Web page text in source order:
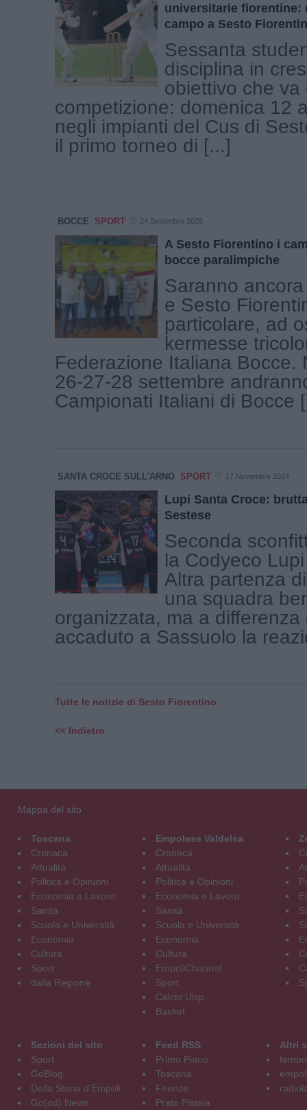
universitarie fiorentine:
campo a Sesto
Sessanta
disciplina in
obiettivo che va
competizione: domenica 12
negli impianti del Cus di
il primo torneo di [...]
BOCCE SPORT 24 Settembre 2025
A Sesto Fiorentino i
bocce paralimpiche
Saranno
e Sesto
particolare, ad
kermesse
Federazione Italiana Bocce.
26-27-28 settembre
Campionati Italiani di Bocce
SANTA CROCE SULL'ARNO SPORT 17 Novembre 2024
Lupi Santa Croce:
Sestese
Seconda
la Codyeco
Altra partenza
una squadra
organizzata, ma a differenza
accaduto a Sassuolo la
Tutte le notizie di Sesto Fiorentino
<< Indietro
Mappa del sito
Toscana
Cronaca
Attualità
Politica e Opinioni
Economia e Lavoro
Sanità
Scuola e Università
Economia
Cultura
Sport
dalla Regione
Empolese Valdelsa
Cronaca
Attualità
Politica e Opinioni
Economia e Lavoro
Sanità
Scuola e Università
Economia
Cultura
EmpoliChannel
Sport
Calcio Uisp
Basket
Sezioni del sito
Sport
GoBlog
Della Storia d'Empoli
Go(od) News
Feed RSS
Primo Piano
Toscana
Firenze
Prato Pistoia
Altri